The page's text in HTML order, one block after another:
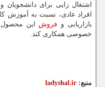
اشتغال زایی برای
افراد عادی، نسبت به آموزش
بازاریابی و فروش این محصول
خصوصی همکاری کند.
منبع: ladyshal.ir